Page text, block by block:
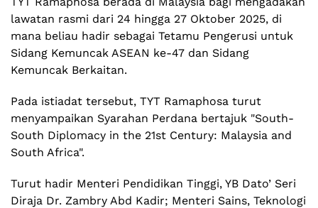
lawatan rasmi dari 24 hingga 27 Oktober 2025, di
mana beliau hadir sebagai Tetamu Pengerusi untuk
Sidang Kemuncak ASEAN ke-47 dan Sidang
Kemuncak Berkaitan.
Pada istiadat tersebut, TYT Ramaphosa turut
menyampaikan Syarahan Perdana bertajuk "South-
South Diplomacy in the 21st Century: Malaysia and
South Africa".
Turut hadir Menteri Pendidikan Tinggi, YB Dato’ Seri
Diraja Dr. Zambry Abd Kadir; Menteri Sains, Teknologi